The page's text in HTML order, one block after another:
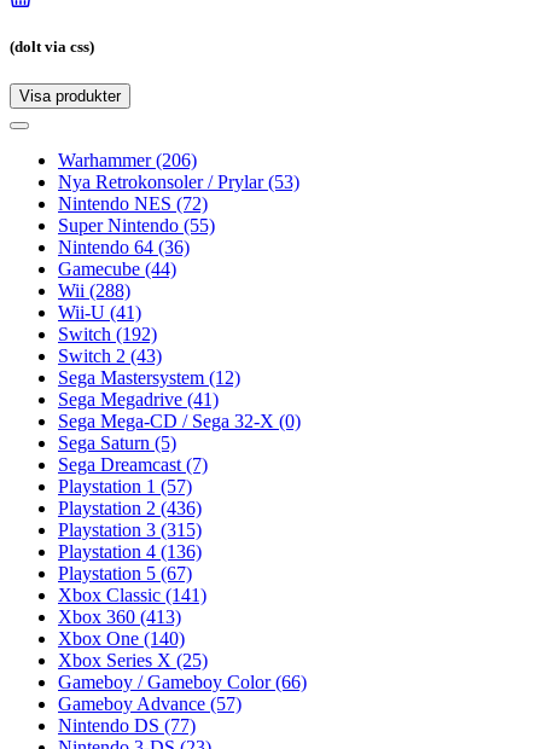
(dolt via css)
Visa produkter
Toggle
Toggle
navigationWarhammer(206)
Nya Retrokonsoler / Prylar(53)
Nintendo NES (72)
Super Nintendo (55)
Nintendo 64 (36)
Gamecube (44)
Wii (288)
Wii-U (41)
Switch (192)
Switch 2 (43)
Sega Mastersystem (12)
Sega Megadrive (41)
Sega Mega-CD / Sega 32-X (0)
Sega Saturn (5)
Sega Dreamcast (7)
Playstation 1 (57)
Playstation 2 (436)
Playstation 3 (315)
Playstation 4 (136)
Playstation 5 (67)
Xbox Classic (141)
Xbox 360 (413)
Xbox One (140)
Xbox Series X (25)
Gameboy / Gameboy Color(66)
Gameboy Advance (57)
Nintendo DS (77)